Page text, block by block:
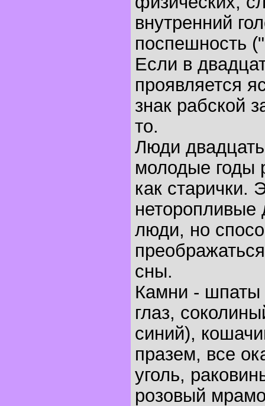
внутренний
поспешность
Если в
проявляется
знак рабской
то.
Люди
молодые годы
как старички.
неторопливые
люди, но
сны.
Камни - шпаты
глаз,
синий),
празем, все
уголь,
розовый